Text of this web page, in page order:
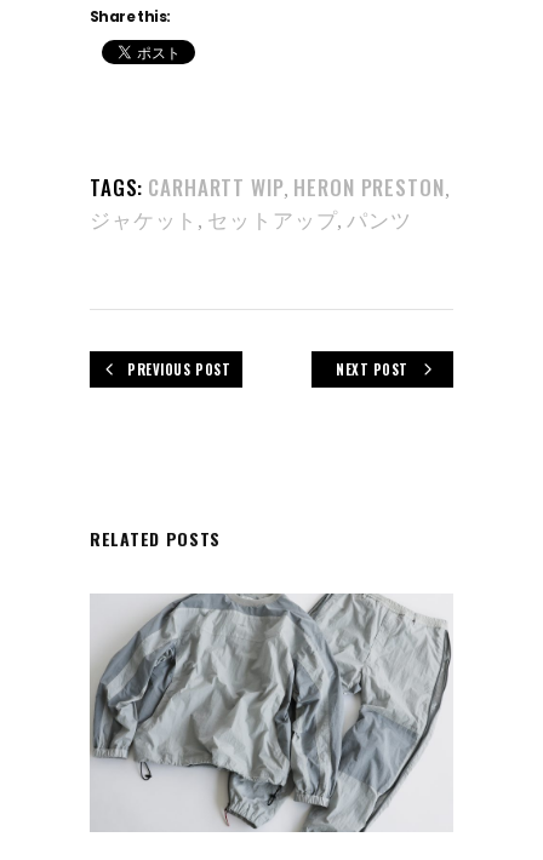
Share this:
TAGS: CARHARTT WIP, HERON PRESTON,
ジャケット , セットアップ, パンツ
PREVIOUS POST NEXT POST
RELATED POSTS